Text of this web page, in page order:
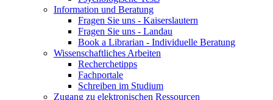
Information und Beratung
Fragen Sie uns - Kaiserslautern
Fragen Sie uns - Landau
Book a Librarian - Individuelle Beratung
Wissenschaftliches Arbeiten
Recherchetipps
Fachportale
Schreiben im Studium
Zugang zu elektronischen Ressourcen